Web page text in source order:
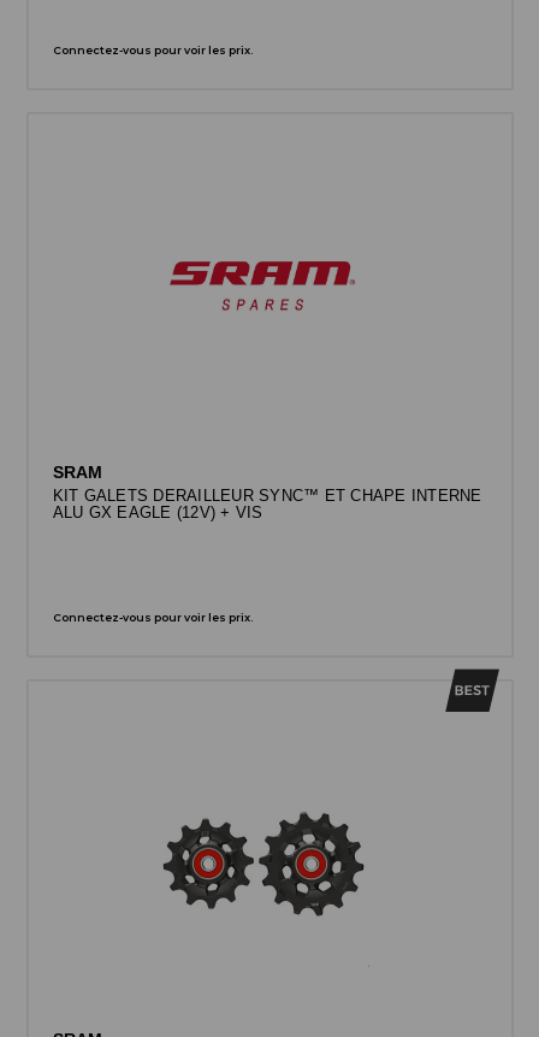
Connectez-vous pour voir les prix.
SRAM
KIT GALETS DERAILLEUR SYNC™ ET CHAPE INTERNE
ALU GX EAGLE (12V) + VIS
Connectez-vous pour voir les prix.